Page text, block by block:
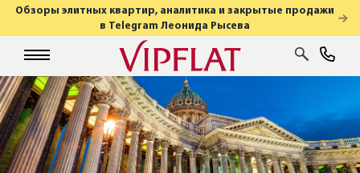
Обзоры элитных квартир, аналитика и закрытые продажи
в Telegram Леонида Рысева